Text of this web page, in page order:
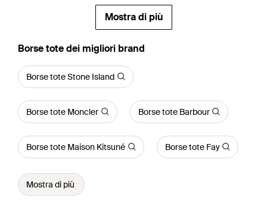
Mostra di più
‪Borse tote‬ dei migliori brand
Borse tote Stone Island
Borse tote Moncler Borse tote Barbour
Borse tote Maison Kitsuné Borse tote Fay
Mostra di più